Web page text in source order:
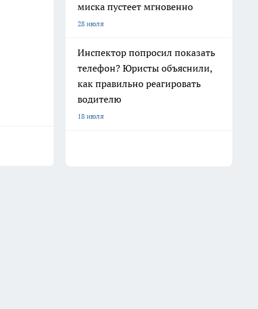
миска пустеет мгновенно
28 июля
Инспектор попросил показать
телефон? Юристы объяснили,
как правильно реагировать
водителю
18 июля